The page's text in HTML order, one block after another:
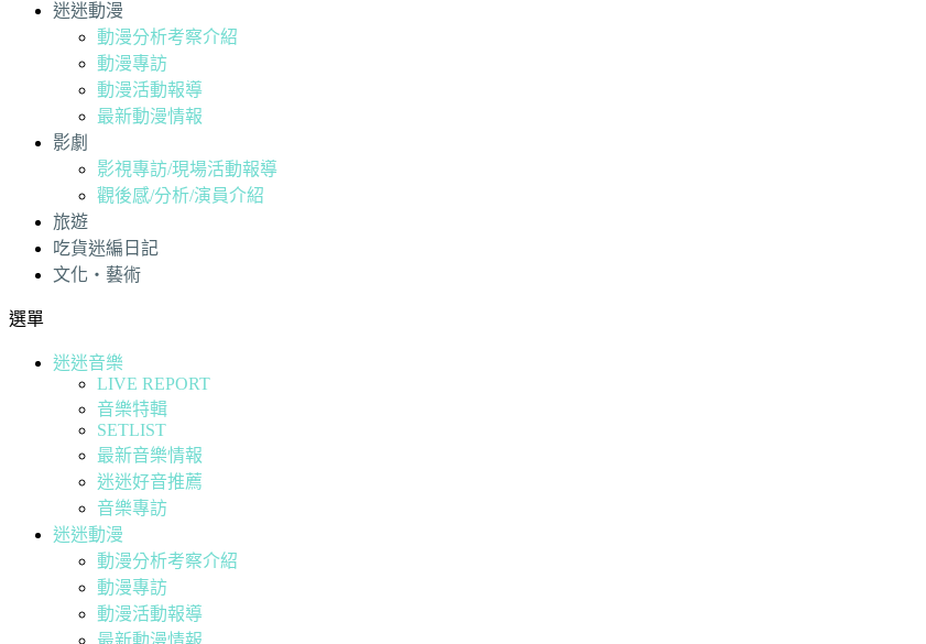
迷迷動漫
動漫分析考察介紹
動漫專訪
動漫活動報導
最新動漫情報
影劇
影視專訪/現場活動報導
觀後感/分析/演員介紹
旅遊
吃貨迷編日記
文化・藝術
選單
迷迷音樂
LIVE REPORT
音樂特輯
SETLIST
最新音樂情報
迷迷好音推薦
音樂專訪
迷迷動漫
動漫分析考察介紹
動漫專訪
動漫活動報導
最新動漫情報